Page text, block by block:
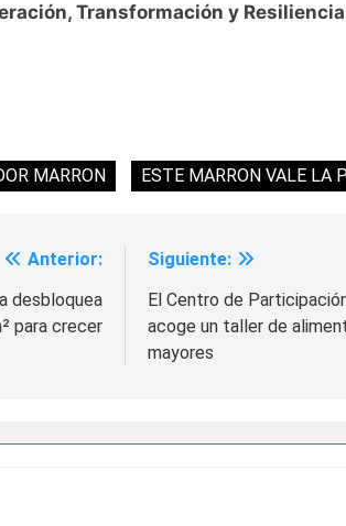
Transformación y
MARRON ESTE MARRON VALE LA
Anterior:
desbloquea
para crecer
Siguiente:
El Centro de
acoge un taller de
mayores